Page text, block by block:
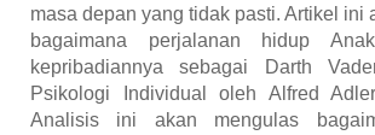
masa depan yang tidak pasti. Artikel ini
bagaimana perjalanan hidup
kepribadiannya sebagai Darth
Psikologi Individual oleh Alfred
Analisis ini akan mengulas